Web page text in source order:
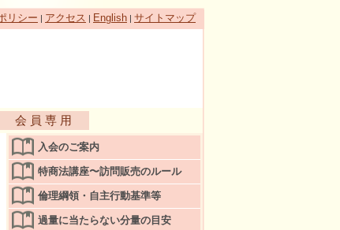
リシー | アクセス | English | サイトマップ
会 員 専 用
入会のご案内
特商法講座〜訪問販売のルール
倫理綱領・自主行動基準等
過量に当たらない分量の目安